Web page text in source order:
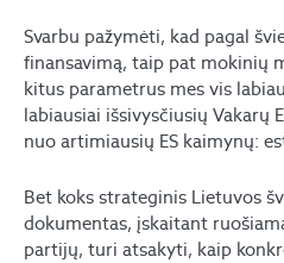
Svarbu pažymėti, kad pagal
finansavimą, taip pat mokinių
kitus parametrus mes vis
labiausiai išsivysčiusių Vakarų
nuo artimiausių ES kaimynų:
Bet koks strateginis Lietuvos
dokumentas, įskaitant
partijų, turi atsakyti, kaip